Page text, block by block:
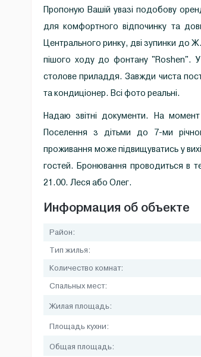
Пропоную Вашій увазі подобову
для комфортного відпочинку та
Центрального ринку, дві зупинки до
пішого ходу до фонтану "Roshen". У
столове приладдя. Завжди чиста
та кондиціонер. Всі фото реальні.
Надаю звітні документи. На
Поселення з дітьми до 7-ми
проживання може підвищуватись у
гостей. Бронювання проводиться в
21.00. Леся або Олег.
Информация об объекте
Район:
Тип жилья:
Количество комнат:
Спальных мест:
Жилая площадь:
Площадь кухни:
Общая площадь: